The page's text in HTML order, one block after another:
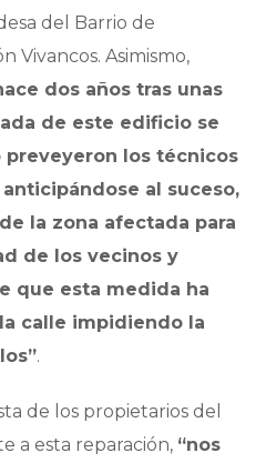
del Barrio de
Vivancos. Asimismo,
dos años tras unas
de este edificio se
los técnicos
al suceso,
la zona afectada para
de los vecinos y
que esta medida ha
calle impidiendo la
.
de los propietarios del
a esta reparación, “nos